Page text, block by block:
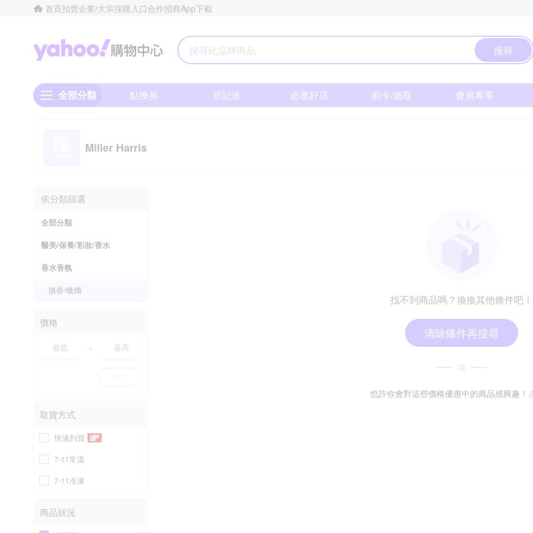
首頁拍賣企業/大宗採購入口合作招商App下載
Yahoo購物中心
搜尋
全部分類 點換券 登記送 必逛好店 刷卡/超取 會員專享
Miller Harris
依分類篩選
全部分類
醫美/保養/彩妝/香水
香水香氛
擴香/蠟燭
價格
-
取貨方式
快速到貨
7-11常溫
7-11冷凍
商品狀況
找不到商品嗎？換換其他條件吧！
清除條件再搜尋
或
也許你會對這些價格優惠中的商品感興趣！